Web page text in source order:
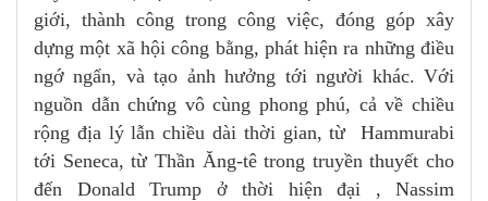
giới, thành công trong công việc, đóng góp xây
dựng một xã hội công bằng, phát hiện ra những điều
ngớ ngẩn, và tạo ảnh hưởng tới người khác. Với
nguồn dẫn chứng vô cùng phong phú, cả về chiều
rộng địa lý lẫn chiều dài thời gian, từ Hammurabi
tới Seneca, từ Thần Ăng-tê trong truyền thuyết cho
đến Donald Trump ở thời hiện đại , Nassim